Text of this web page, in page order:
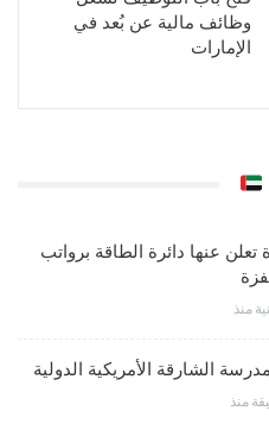
وظائف مالية عن بُعد في
الإمارات
عنها دائرة الطاقة برواتب
الشارقة الأمريكية الدولية